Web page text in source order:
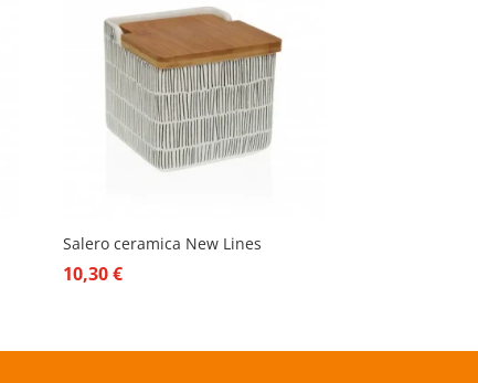
36,95 €.18,48 €.
Salero ceramica New Lines
10,30€